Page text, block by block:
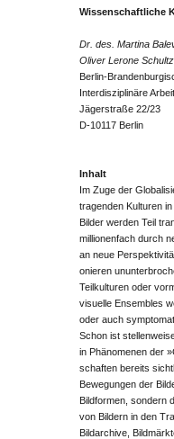
Wissenschaftliche
Dr. des. Martina
Oliver Lerone
Berlin-
Interdisziplinäre
Jägerstraße 22/23
D-10117 Berlin
Inhalt
Im Zuge der
tragenden Kulturen
Bilder werden Teil
millionenfach durch
an neue
onieren
Teilkulturen oder
visuelle Ensembles
oder auch
Schon ist
in Phänomenen der
schaften bereits
Bewegungen der
Bildformen, sondern
von Bildern in den
Bildarchive,